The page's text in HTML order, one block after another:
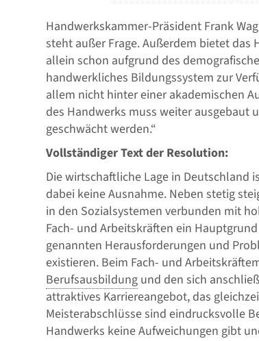
Handwerkskammer-Präsident Frank
steht außer Frage. Außerdem bietet
allein schon aufgrund des
handwerkliches Bildungssystem zur
allem nicht hinter einer akademischen
des Handwerks muss weiter ausgebaut
geschwächt werden.“
Vollständiger Text der Resolution:
Die wirtschaftliche Lage in Deutschland
dabei keine Ausnahme. Neben stetig
in den Sozialsystemen verbunden mit
Fach- und Arbeitskräften ein
genannten Herausforderungen und
existieren. Beim Fach- und
Berufsausbildung und den sich
attraktives Karriereangebot, das
Meisterabschlüsse sind eindrucksvolle
Handwerks keine Aufweichungen gibt